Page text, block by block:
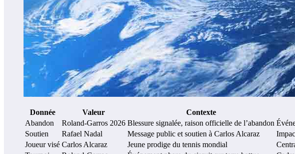
Donnée Valeur Contexte
Abandon
Roland-Garros 2026 Blessure signalée, raison officielle de l’abandon
Soutien
Rafael Nadal Message public et soutien à Carlos Alcaraz
Joueur visé Carlos Alcaraz Jeune prodige du tennis mondial